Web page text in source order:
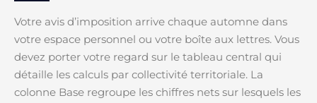
Votre avis d’imposition arrive chaque automne dans
votre espace personnel ou votre boîte aux lettres. Vous
devez porter votre regard sur le tableau central qui
détaille les calculs par collectivité territoriale. La
colonne Base regroupe les chiffres nets sur lesquels les